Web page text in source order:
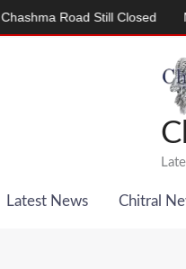
Latest News Chitral
Road Still Closed MDCAT